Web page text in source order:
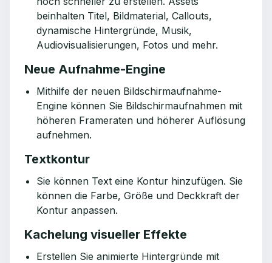
beinhalten Titel, Bildmaterial, Callouts,
dynamische Hintergründe, Musik,
Audiovisualisierungen, Fotos und mehr.
Neue Aufnahme-Engine
Mithilfe der neuen Bildschirmaufnahme-
Engine können Sie Bildschirmaufnahmen mit
höheren Frameraten und höherer Auflösung
aufnehmen.
Textkontur
Sie können Text eine Kontur hinzufügen. Sie
können die Farbe, Größe und Deckkraft der
Kontur anpassen.
Kachelung visueller Effekte
Erstellen Sie animierte Hintergründe mit